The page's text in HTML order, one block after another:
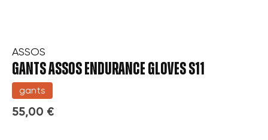
ASSOS
GANTS ASSOS ENDURANCE GLOVES S11
gants
55,00 €